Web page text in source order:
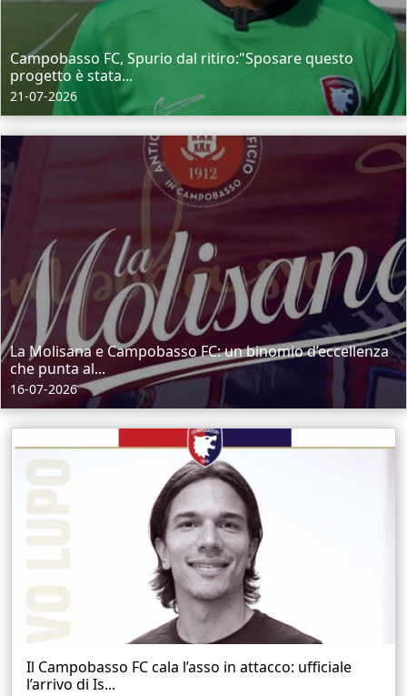
Campobasso FC, Spurio dal ritiro:"Sposare questo
progetto è stata...
21-07-2026
La Molisana e Campobasso FC: un binomio d’eccellenza
che punta al...
16-07-2026
Il Campobasso FC cala l’asso in attacco: ufficiale
l’arrivo di Is...